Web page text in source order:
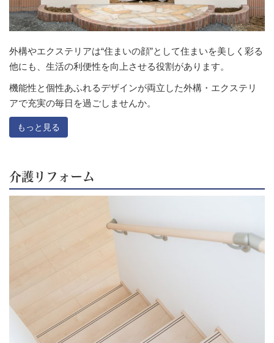
外構やエクステリアは“住まいの顔”として住まいを美しく彩る
他にも、生活の利便性を向上させる役割があります。
機能性と個性あふれるデザインが両立した外構・エクステリ
アで充実の毎日を過ごしませんか。
もっと見る
介護リフォーム